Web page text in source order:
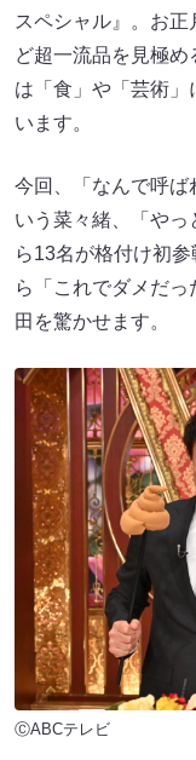
スペシャル』。お
ど超一流品を見極
は「食」や「芸術
います。
今回、「なんで呼ば
いう菜々緒、「や
ら13名が格付け初
ら「これでダメだ
田を驚かせます。
ⒸABCテレビ